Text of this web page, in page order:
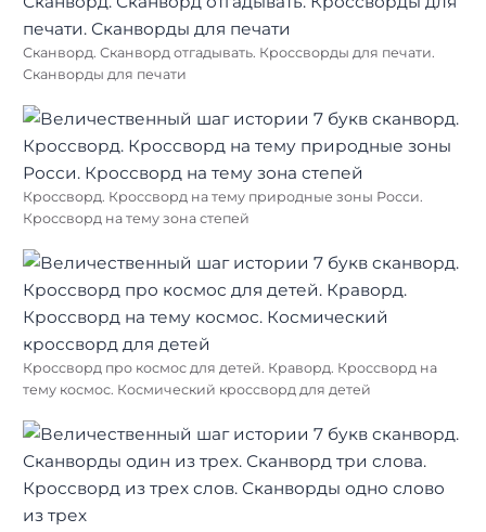
Сканворд. Сканворд отгадывать. Кроссворды для печати.
Сканворды для печати
Кроссворд. Кроссворд на тему природные зоны Росси.
Кроссворд на тему зона степей
Кроссворд про космос для детей. Краворд. Кроссворд на
тему космос. Космический кроссворд для детей